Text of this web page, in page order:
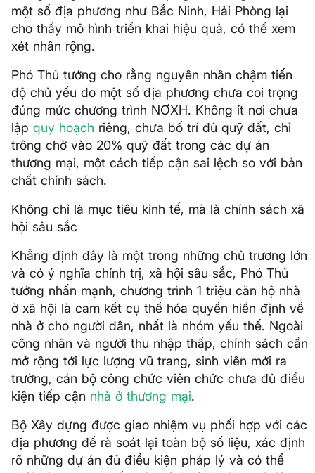
một số địa phương như Bắc Ninh, Hải Phòng lại
cho thấy mô hình triển khai hiệu quả, có thể xem
xét nhân rộng.
Phó Thủ tướng cho rằng nguyên nhân chậm tiến
độ chủ yếu do một số địa phương chưa coi trọng
đúng mức chương trình NƠXH. Không ít nơi chưa
lập quy hoạch riêng, chưa bố trí đủ quỹ đất, chỉ
trông chờ vào 20% quỹ đất trong các dự án
thương mại, một cách tiếp cận sai lệch so với bản
chất chính sách.
Không chỉ là mục tiêu kinh tế, mà là chính sách xã
hội sâu sắc
Khẳng định đây là một trong những chủ trương lớn
và có ý nghĩa chính trị, xã hội sâu sắc, Phó Thủ
tướng nhấn mạnh, chương trình 1 triệu căn hộ nhà
ở xã hội là cam kết cụ thể hóa quyền hiến định về
nhà ở cho người dân, nhất là nhóm yếu thế. Ngoài
công nhân và người thu nhập thấp, chính sách cần
mở rộng tới lực lượng vũ trang, sinh viên mới ra
trường, cán bộ công chức viên chức chưa đủ điều
kiện tiếp cận nhà ở thương mại.
Bộ Xây dựng được giao nhiệm vụ phối hợp với các
địa phương để rà soát lại toàn bộ số liệu, xác định
rõ những dự án đủ điều kiện pháp lý và có thể